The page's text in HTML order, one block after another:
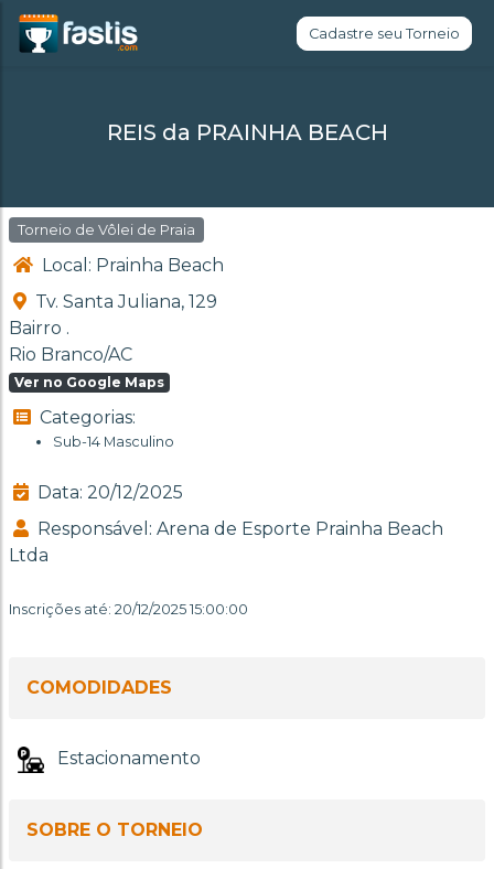
Cadastre seu Torneio
REIS da PRAINHA BEACH
Torneio de Vôlei de Praia
Local: Prainha Beach
Tv. Santa Juliana, 129
Bairro .
Rio Branco/AC
Ver no Google Maps
Categorias:
Sub-14 Masculino
Data: 20/12/2025
Responsável: Arena de Esporte Prainha Beach
Ltda
Inscrições até: 20/12/2025 15:00:00
COMODIDADES
Estacionamento
SOBRE O TORNEIO